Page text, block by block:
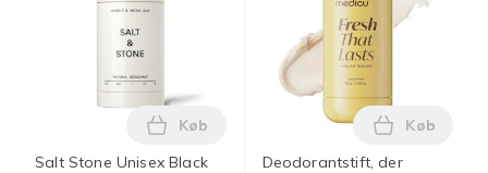
Salt Stone Unisex Black
Læg Salt Stone Unisex Black Oud
Køb
Deodorantstift, der
Læg
Køb